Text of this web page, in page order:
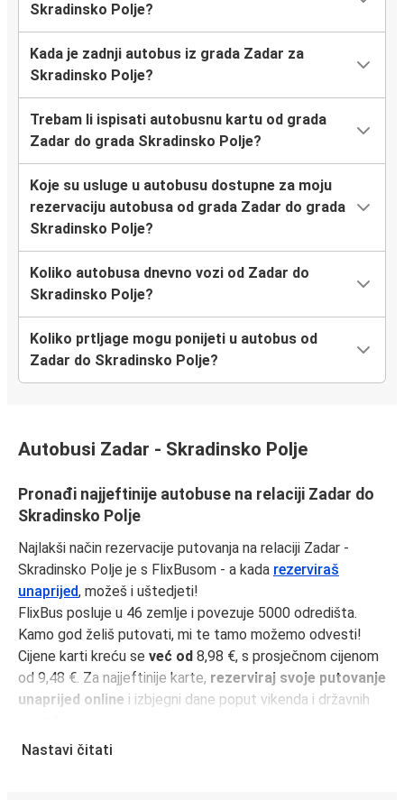
Skradinsko Polje?
Kada je zadnji autobus iz grada Zadar za
Skradinsko Polje?
Trebam li ispisati autobusnu kartu od grada
Zadar do grada Skradinsko Polje?
Koje su usluge u autobusu dostupne za moju
rezervaciju autobusa od grada Zadar do grada
Skradinsko Polje?
Koliko autobusa dnevno vozi od Zadar do
Skradinsko Polje?
Koliko prtljage mogu ponijeti u autobus od
Zadar do Skradinsko Polje?
Autobusi Zadar - Skradinsko Polje
Pronađi najjeftinije autobuse na relaciji Zadar do
Skradinsko Polje
Najlakši način rezervacije putovanja na relaciji Zadar -
Skradinsko Polje je s FlixBusom - a kada rezerviraš
unaprijed, možeš i uštedjeti!
FlixBus posluje u 46 zemlje i povezuje 5000 odredišta.
Kamo god želiš putovati, mi te tamo možemo odvesti!
Cijene karti kreću se već od 8,98 €, s prosječnom cijenom
od 9,48 €. Za najjeftinije karte, rezerviraj svoje putovanje
unaprijed online i izbjegni dane poput vikenda i državnih
Udaljenost između Zadar i Skradinsko Polje je
Nastavi čitati